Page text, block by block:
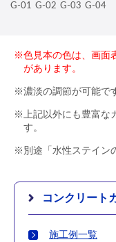
G-01 G-02 G-03 G-04
※色見本の色は、画面
があります。
※濃淡の調節が可能で
※上記以外にも豊富な
す。
※別途「水性ステイン
コンクリート
施工例一覧